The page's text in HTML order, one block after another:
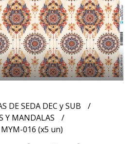
DE SEDA DEC y SUB
Y MANDALAS
016 (x5 un)